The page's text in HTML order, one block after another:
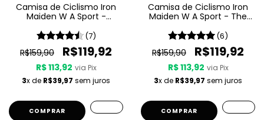
Camisa de Ciclismo Iron
Maiden W A Sport -
(7)
R$159,90 R$119,92
R$ 113,92 via Pix
3x de R$39,97 sem juros
COMPRAR
Camisa de Ciclismo Iron
Maiden W A Sport - The
(6)
R$159,90 R$119,92
R$ 113,92 via Pix
3x de R$39,97 sem juros
COMPRAR